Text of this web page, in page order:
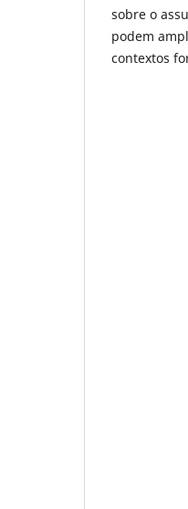
sobre o
podem
contextos